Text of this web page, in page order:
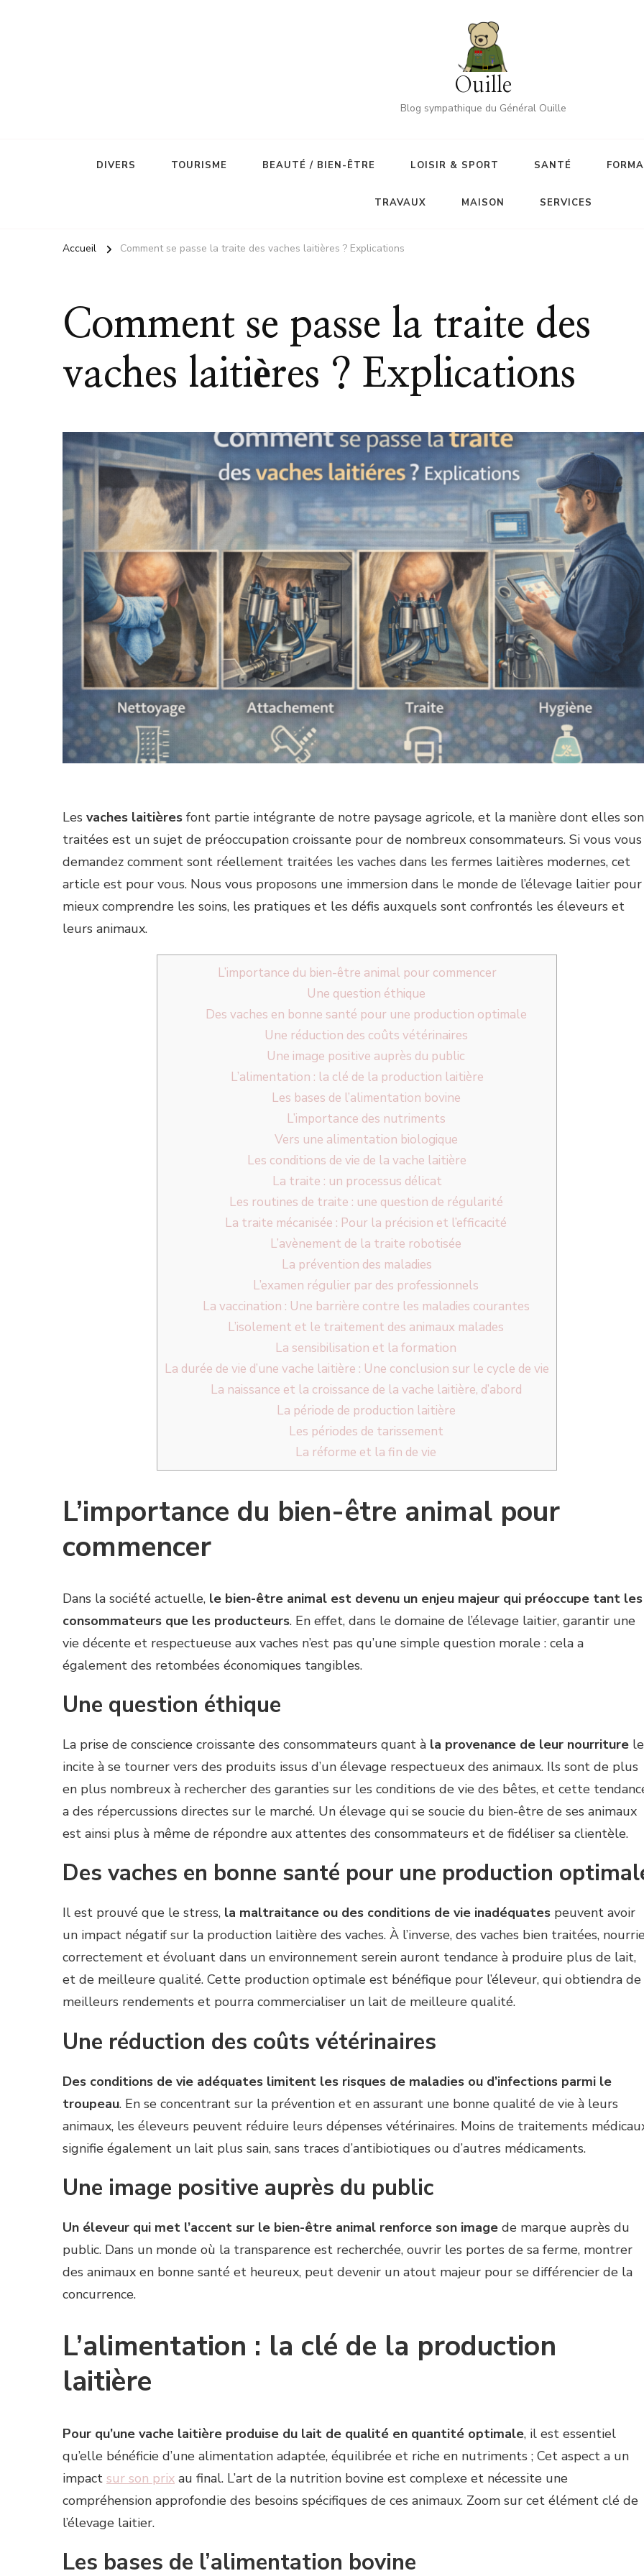
Ouille
Blog sympathique du Général Ouille
DIVERS TOURISME BEAUTÉ / BIEN-ÊTRE LOISIR & SPORT SANTÉ
TRAVAUX MAISON SERVICES
Accueil Comment se passe la traite des vaches laitières ? Explications
Comment se passe la traite des
vaches laitières ? Explications
Les vaches laitières font partie intégrante de notre paysage agricole, et la manière dont elles
traitées est un sujet de préoccupation croissante pour de nombreux consommateurs. Si vous vous
demandez comment sont réellement traitées les vaches dans les fermes laitières modernes, cet
article est pour vous. Nous vous proposons une immersion dans le monde de l’élevage laitier pour
mieux comprendre les soins, les pratiques et les défis auxquels sont confrontés les éleveurs et
leurs animaux.
L’importance du bien-être animal pour commencer
Une question éthique
Des vaches en bonne santé pour une production optimale
Une réduction des coûts vétérinaires
Une image positive auprès du public
L’alimentation : la clé de la production laitière
Les bases de l’alimentation bovine
L’importance des nutriments
Vers une alimentation biologique
Les conditions de vie de la vache laitière
La traite : un processus délicat
Les routines de traite : une question de régularité
La traite mécanisée : Pour la précision et l’efficacité
L’avènement de la traite robotisée
La prévention des maladies
L’examen régulier par des professionnels
La vaccination : Une barrière contre les maladies courantes
L’isolement et le traitement des animaux malades
La sensibilisation et la formation
La durée de vie d’une vache laitière : Une conclusion sur le cycle de vie
La naissance et la croissance de la vache laitière, d’abord
La période de production laitière
Les périodes de tarissement
La réforme et la fin de vie
L’importance du bien-être animal pour
commencer
Dans la société actuelle, le bien-être animal est devenu un enjeu majeur qui préoccupe tant les
consommateurs que les producteurs. En effet, dans le domaine de l’élevage laitier, garantir une
vie décente et respectueuse aux vaches n’est pas qu’une simple question morale : cela a
également des retombées économiques tangibles.
Une question éthique
La prise de conscience croissante des consommateurs quant à la provenance de leur nourriture
incite à se tourner vers des produits issus d’un élevage respectueux des animaux. Ils sont de plus
en plus nombreux à rechercher des garanties sur les conditions de vie des bêtes, et cette
a des répercussions directes sur le marché. Un élevage qui se soucie du bien-être de ses animaux
est ainsi plus à même de répondre aux attentes des consommateurs et de fidéliser sa clientèle.
Des vaches en bonne santé pour une production
Il est prouvé que le stress, la maltraitance ou des conditions de vie inadéquates peuvent avoir
un impact négatif sur la production laitière des vaches. À l’inverse, des vaches bien traitées,
correctement et évoluant dans un environnement serein auront tendance à produire plus de lait,
et de meilleure qualité. Cette production optimale est bénéfique pour l’éleveur, qui obtiendra de
meilleurs rendements et pourra commercialiser un lait de meilleure qualité.
Une réduction des coûts vétérinaires
Des conditions de vie adéquates limitent les risques de maladies ou d’infections parmi le
troupeau. En se concentrant sur la prévention et en assurant une bonne qualité de vie à leurs
animaux, les éleveurs peuvent réduire leurs dépenses vétérinaires. Moins de traitements
signifie également un lait plus sain, sans traces d’antibiotiques ou d’autres médicaments.
Une image positive auprès du public
Un éleveur qui met l’accent sur le bien-être animal renforce son image de marque auprès du
public. Dans un monde où la transparence est recherchée, ouvrir les portes de sa ferme, montrer
des animaux en bonne santé et heureux, peut devenir un atout majeur pour se différencier de la
concurrence.
L’alimentation : la clé de la production
laitière
Pour qu’une vache laitière produise du lait de qualité en quantité optimale, il est essentiel
qu’elle bénéficie d’une alimentation adaptée, équilibrée et riche en nutriments ; Cet aspect a un
impact sur son prix au final. L’art de la nutrition bovine est complexe et nécessite une
compréhension approfondie des besoins spécifiques de ces animaux. Zoom sur cet élément clé de
l’élevage laitier.
Les bases de l’alimentation bovine